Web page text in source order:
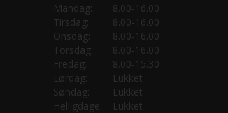
Mandag:
8.00-16.00
Tirsdag:
8.00-16.00
Onsdag:
8.00-16.00
Torsdag:
8.00-16.00
Fredag:
8.00-15.30
Lørdag:
Lukket
Søndag:
Lukket
Helligdage:
Lukket